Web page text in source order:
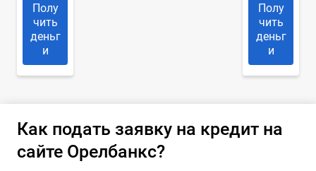
Полу
чить
деньг
и
Полу
чить
деньг
и
Как подать заявку на кредит на
сайте Орелбанкс?